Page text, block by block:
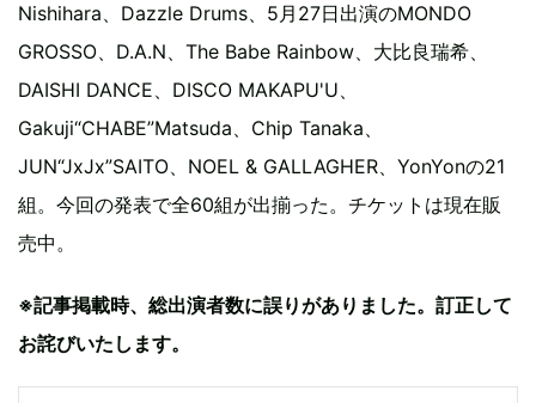
Nishihara、Dazzle Drums、5月27日出演のMONDO
GROSSO、D.A.N、The Babe Rainbow、大比良瑞希、
DAISHI DANCE、DISCO MAKAPU'U、
Gakuji“CHABE”Matsuda、Chip Tanaka、
JUN“JxJx”SAITO、NOEL & GALLAGHER、YonYonの21
組。今回の発表で全60組が出揃った。チケットは現在販
売中。
※記事掲載時、総出演者数に誤りがありました。訂正して
お詫びいたします。